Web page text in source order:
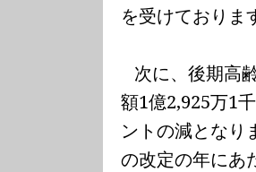
を受けておりま
次に、後期高
額1億2,925万1
ントの減となり
の改定の年にあ